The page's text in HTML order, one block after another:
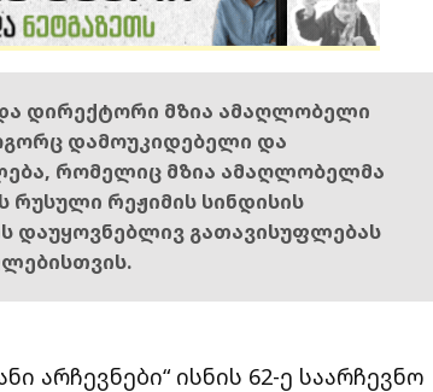
დირექტორი მზია ამაღლობელი
დამოუკიდებელი და
რომელიც მზია ამაღლობელმა
რუსული რეჟიმის სინდისის
დაუყოვნებლივ გათავისუფლებას
არჩევნები“ ისნის 62-ე საარჩევნო